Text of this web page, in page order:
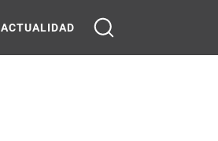
ACTUALIDAD